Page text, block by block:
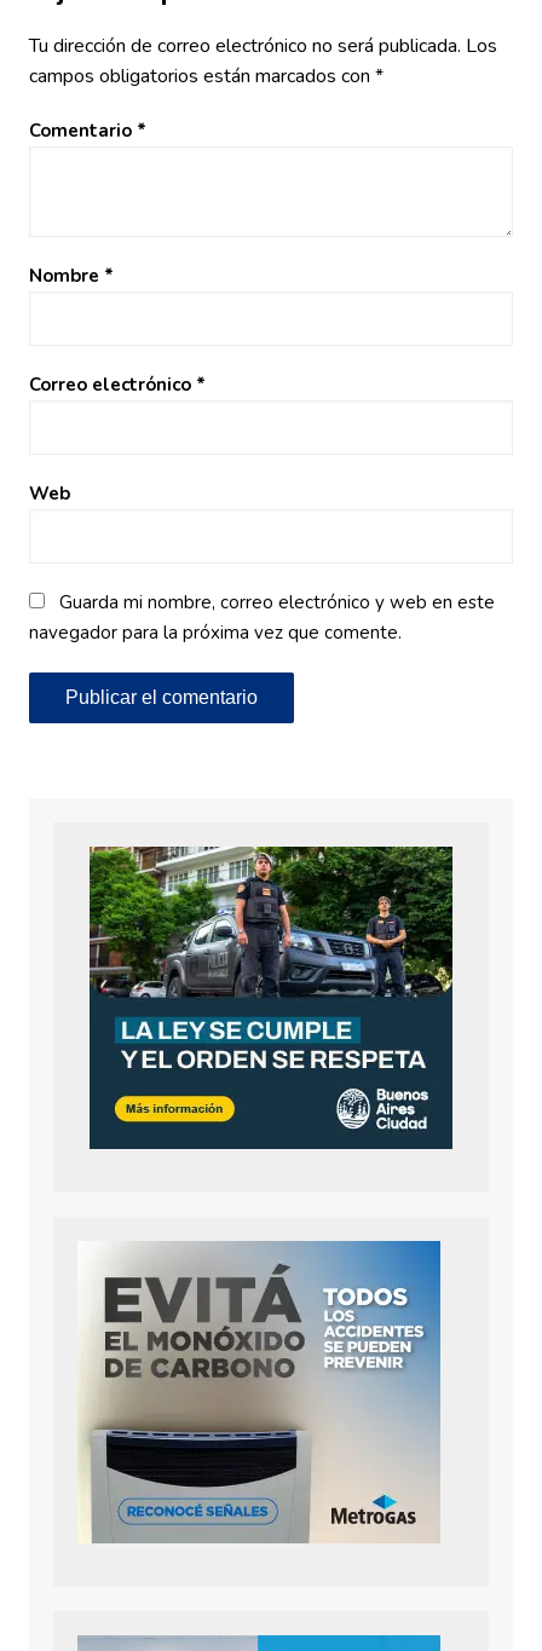
Tu dirección de correo electrónico no será publicada. Los
campos obligatorios están marcados con *
Comentario *
Nombre *
Correo electrónico *
Web
Guarda mi nombre, correo electrónico y web en este
navegador para la próxima vez que comente.